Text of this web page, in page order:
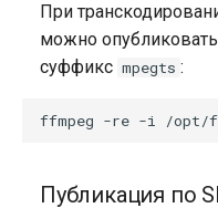
При
можно
суффикс mpegts :
Публикация по